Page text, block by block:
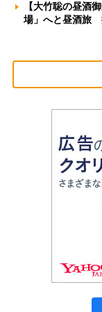
【大竹聡の昼酒
場」へと昼酒旅